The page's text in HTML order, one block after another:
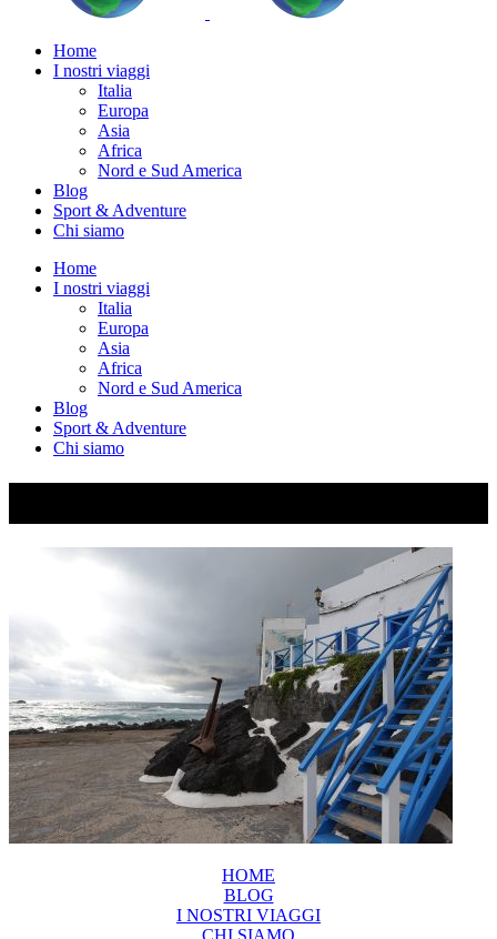
Home
I nostri viaggi
Italia
Europa
Asia
Africa
Nord e Sud America
Blog
Sport & Adventure
Chi siamo
Home
I nostri viaggi
Italia
Europa
Asia
Africa
Nord e Sud America
Blog
Sport & Adventure
Chi siamo
HOME
BLOG
I NOSTRI VIAGGI